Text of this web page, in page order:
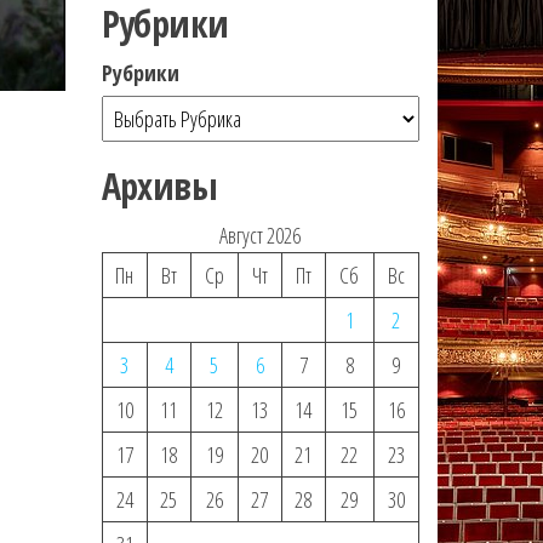
Рубрики
Рубрики
Архивы
Август 2026
Пн
Вт Ср Чт Пт Сб
Вс
1
2
3
4 5 6 7 8
9
10
11 12 13 14 15
16
17
18 19 20 21 22
23
24
25 26 27 28 29
30